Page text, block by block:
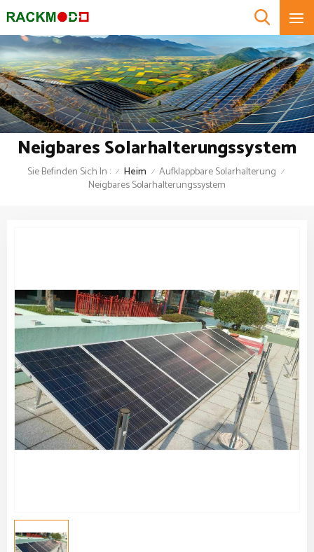
Neigbares Solarhalterungssystem
Sie Befinden Sich In : / Heim / Aufklappbare Solarhalterung /
Neigbares Solarhalterungssystem